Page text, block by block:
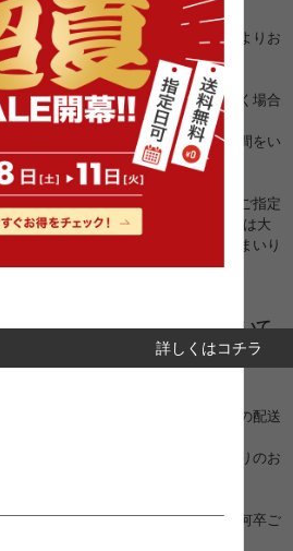
詳しくはコチラ
にありがとうございます。
おり、以下の対応につきまして通常よりお
す。
りますが、通常よりお時間をいただく場合
めておりますが、ご回答までにお時間をい
運送会社の配送状況の影響により、ご指定
きない場合がございます。 お客様には大
、一日も早く対応できるよう努めてまいり
を賜りますようお願い申し上げます。
物のお届けとお盆期間の配送について
お見舞い申し上げますとともに、一日も早
お祈り申し上げます。
響により、一部地域においてお荷物の配送
ます。
いただいている場合でも、ご希望通りのお
ます。
かけし大変申し訳ございませんが、何卒ご
願い申し上げます。